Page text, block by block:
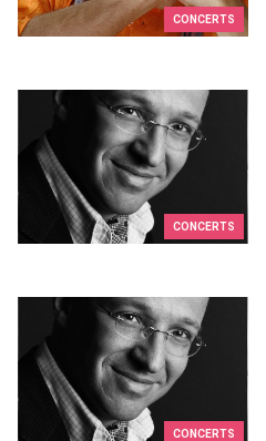
CONCERTS
CONCERTS
CONCERTS